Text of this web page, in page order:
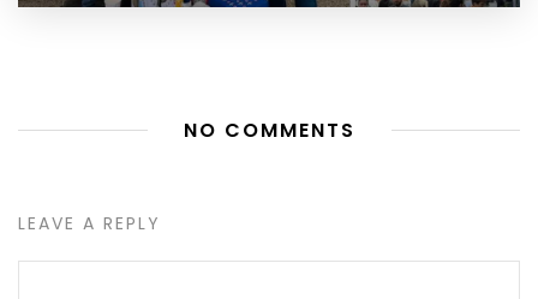
NO COMMENTS
LEAVE A REPLY